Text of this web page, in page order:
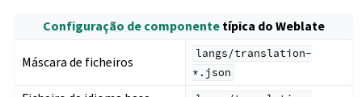
Configuração de componentetípica do Weblate
Máscara de ficheiros
langs/translation-
*.json